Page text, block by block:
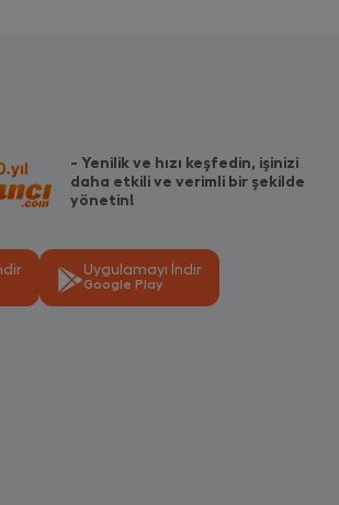
- Yenilik ve hızı keşfedin, işinizi
daha etkili ve verimli bir şekilde
yönetin!
Uygulamayı İndir
Google Play